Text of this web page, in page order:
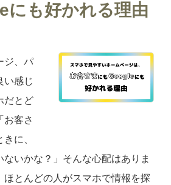
にも好かれる理由
ジ、パ
い感じ
だとど
お客さ
に、
ないかな？」そんな心配はありま
ほとんどの人がスマホで情報を探